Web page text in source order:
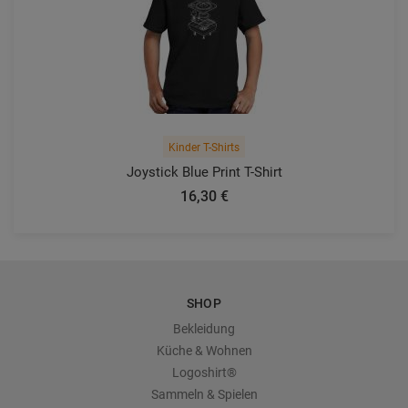
Kinder T-Shirts
Joystick Blue Print T-Shirt
16,30 €
SHOP
Bekleidung
Küche & Wohnen
Logoshirt®
Sammeln & Spielen